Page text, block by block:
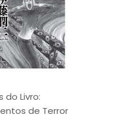
do Livro:
de Terror